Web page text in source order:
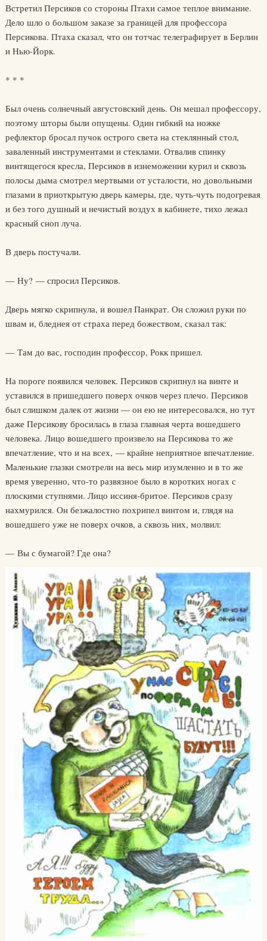
Встретил Персиков со стороны Птахи самое теплое внимание.
Дело шло о большом заказе за границей для профессора
Персикова. Птаха сказал, что он тотчас телеграфирует в Берлин
и Нью-Йорк.
* * *
Был очень солнечный августовский день. Он мешал профессору,
поэтому шторы были опущены. Один гибкий на ножке
рефлектор бросал пучок острого света на стеклянный стол,
заваленный инструментами и стеклами. Отвалив спинку
винтящегося кресла, Персиков в изнеможении курил и сквозь
полосы дыма смотрел мертвыми от усталости, но довольными
глазами в приоткрытую дверь камеры, где, чуть-чуть подогревая
и без того душный и нечистый воздух в кабинете, тихо лежал
красный сноп луча.
В дверь постучали.
— Ну? — спросил Персиков.
Дверь мягко скрипнула, и вошел Панкрат. Он сложил руки по
швам и, бледнея от страха перед божеством, сказал так:
— Там до вас, господин профессор, Рокк пришел.
На пороге появился человек. Персиков скрипнул на винте и
уставился в пришедшего поверх очков через плечо. Персиков
был слишком далек от жизни — он ею не интересовался, но тут
даже Персикову бросилась в глаза главная черта вошедшего
человека. Лицо вошедшего произвело на Персикова то же
впечатление, что и на всех, — крайне неприятное впечатление.
Маленькие глазки смотрели на весь мир изумленно и в то же
время уверенно, что-то развязное было в коротких ногах с
плоскими ступнями. Лицо иссиня-бритое. Персиков сразу
нахмурился. Он безжалостно похрипел винтом и, глядя на
вошедшего уже не поверх очков, а сквозь них, молвил:
— Вы с бумагой? Где она?